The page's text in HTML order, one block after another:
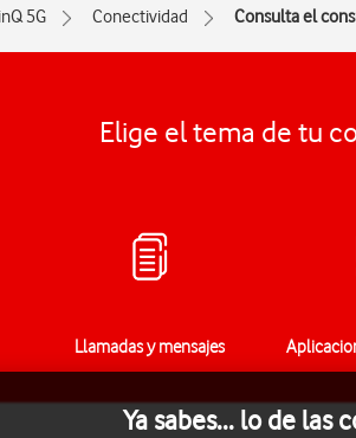
5G Conectividad Consulta el
Elige el tema de tu
Llamadas y mensajes
Ya sabes... lo de las